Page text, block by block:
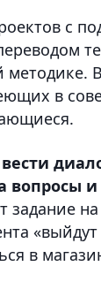
с
в
и
задание
«выйдут
в